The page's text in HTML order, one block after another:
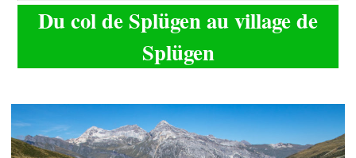
Du col de Splügen au village de
Splügen